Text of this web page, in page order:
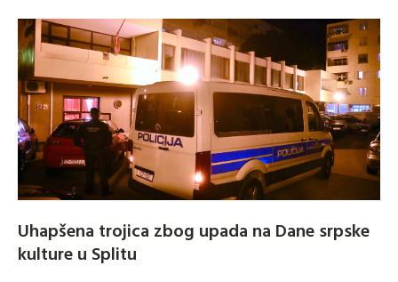
Uhapšena trojica zbog upada na Dane srpske
kulture u Splitu